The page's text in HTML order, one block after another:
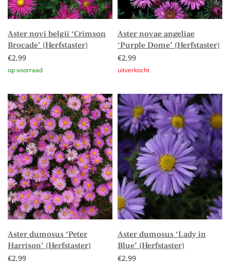
Aster novi belgii ‘Crimson
Brocade’ (Herfstaster)
€2,99
Aster novae angeliae
‘Purple Dome’ (Herfstaster)
€2,99
Aster dumosus ‘Peter
Harrison’ (Herfstaster)
€2,99
Aster dumosus ‘Lady in
Blue’ (Herfstaster)
€2,99